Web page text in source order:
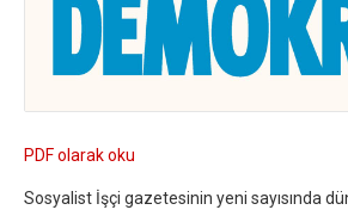
PDF olarak oku
Sosyalist İşçi gazetesinin yeni sayısında